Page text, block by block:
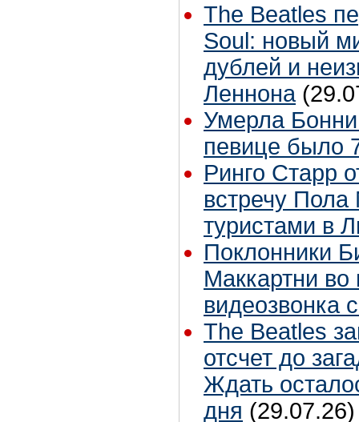
The Beatles
Soul: новый
дублей и
Леннона
Умерла
певице было
Ринго Старр
встречу Пола
туристами в
Поклонники
Маккартни во
видеозвонка
The Beatles
отсчет до
Ждать
дня (29.07.26)